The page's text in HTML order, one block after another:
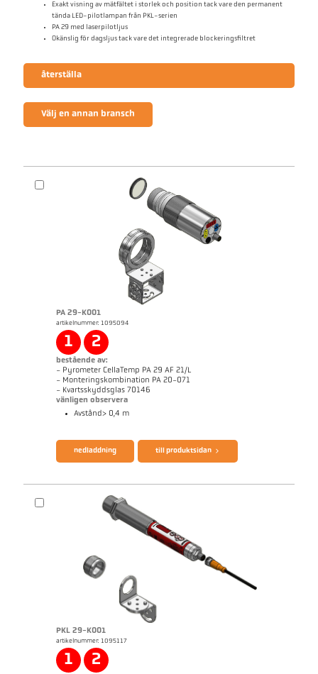
Exakt visning av mätfältet i storlek och position tack vare den permanent
tända LED-pilotlampan från PKL-serien
PA 29 med laserpilotljus
Okänslig för dagsljus tack vare det integrerade blockeringsfiltret
återställa
Välj en annan bransch
PA 29-K001
artikelnummer: 1095094
1 2
bestående av:
- Pyrometer CellaTemp PA 29 AF 21/L
- Monteringskombination PA 20-071
- Kvartsskyddsglas 70146
vänligen observera
Avstånd> 0,4 ​​m
broschyr CellaTemp PA
nedladdning till produktsidan
PKL 29-K001
artikelnummer: 1095117
1 2